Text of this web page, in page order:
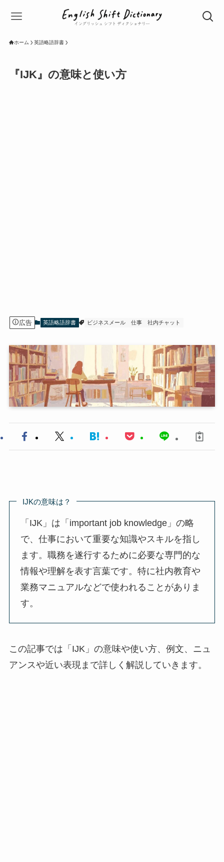
ホーム 英語略語辞書
『IJK』の意味と使い方
広告 英語略語辞書 ビジネスメール 仕事 社内チャット
IJKの意味は？
「IJK」は「important job knowledge」の略
で、仕事において重要な知識やスキルを指し
ます。職務を遂行するために必要な専門的な
情報や理解を表す言葉です。特に社内教育や
業務マニュアルなどで使われることがありま
す。
この記事では「IJK」の意味や使い方、例文、ニュ
アンスや近い表現まで詳しく解説していきます。